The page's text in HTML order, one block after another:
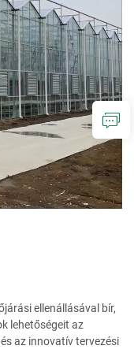
ellenállásával bír,
lehetőségeit az
az innovatív tervezési